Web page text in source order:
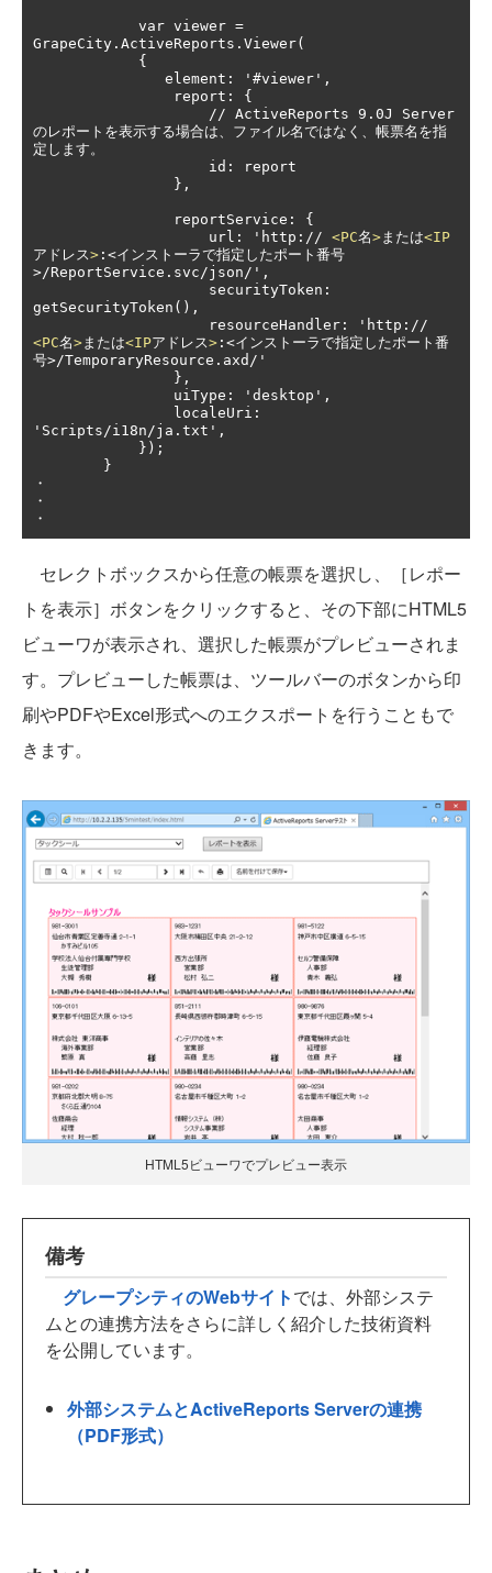
GrapeCity.ActiveReports.Viewer(
のレポートを表示する場合は、ファイル名ではなく、帳票名を指
定します。
                    url: 'http://
<PC名> または<IP
アドレス> :<インストーラで指定したポート番号
>/ReportService.svc/json/',
getSecurityToken(),
<PC名> または<IPアドレス> :<インストーラで指定したポート番
号>/TemporaryResource.axd/'
'Scripts/i18n/ja.txt',
・
・
・
セレクトボックスから任意の帳票を選択し、［レポー
トを表示］ボタンをクリックすると、その下部にHTML5
ビューワが表示され、選択した帳票がプレビューされま
す。プレビューした帳票は、ツールバーのボタンから印
刷やPDFやExcel形式へのエクスポートを行うこともで
きます。
HTML5ビューワでプレビュー表示
備考
グレープシティのWebサイトでは、外部システ
ムとの連携方法をさらに詳しく紹介した技術資料
を公開しています。
外部システムとActiveReports Serverの連携
（PDF形式）